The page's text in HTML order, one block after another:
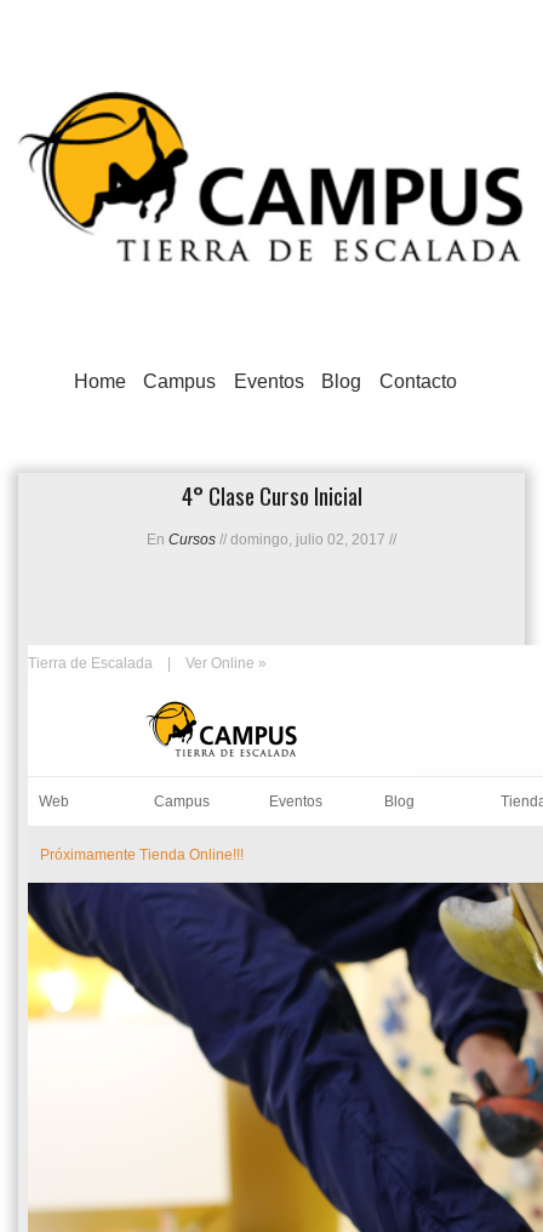
Home Campus Eventos Blog Contacto
4° Clase Curso Inicial
En Cursos // domingo, julio 02, 2017 //
Tierra de Escalada |Ver Online »
Web Campus Eventos Blog
Próximamente Tienda Online!!!